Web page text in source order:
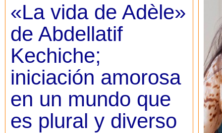
«La vida de Adèle»
de Abdellatif
Kechiche;
iniciación amorosa
en un mundo que
es plural y diverso